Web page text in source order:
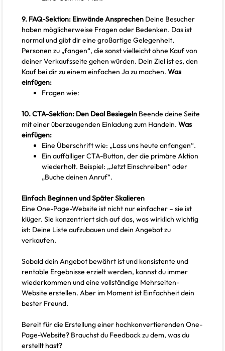
9. FAQ-Sektion: Einwände Ansprechen Deine Besucher
haben möglicherweise Fragen oder Bedenken. Das ist
normal und gibt dir eine großartige Gelegenheit,
Personen zu „fangen“, die sonst vielleicht ohne Kauf von
deiner Verkaufsseite gehen würden. Dein Ziel ist es, den
Kauf bei dir zu einem einfachen Ja zu machen. Was
einfügen:
Fragen wie:
10. CTA-Sektion: Den Deal Besiegeln Beende deine Seite
mit einer überzeugenden Einladung zum Handeln. Was
einfügen:
Eine Überschrift wie: „Lass uns heute anfangen“.
Ein auffälliger CTA-Button, der die primäre Aktion
wiederholt. Beispiel: „Jetzt Einschreiben“ oder
„Buche deinen Anruf“.
Einfach Beginnen und Später Skalieren
Eine One-Page-Website ist nicht nur einfacher – sie ist
klüger. Sie konzentriert sich auf das, was wirklich wichtig
ist: Deine Liste aufzubauen und dein Angebot zu
verkaufen.
Sobald dein Angebot bewährt ist und konsistente und
rentable Ergebnisse erzielt werden, kannst du immer
wiederkommen und eine vollständige Mehrseiten-
Website erstellen. Aber im Moment ist Einfachheit dein
bester Freund.
Bereit für die Erstellung einer hochkonvertierenden One-
Page-Website? Brauchst du Feedback zu dem, was du
erstellt hast?